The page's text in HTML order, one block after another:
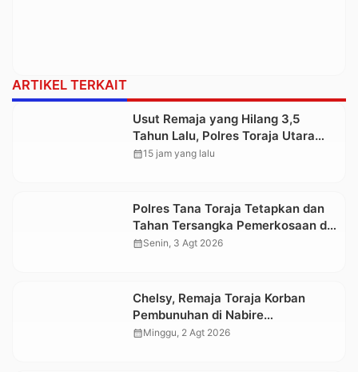
ARTIKEL TERKAIT
Usut Remaja yang Hilang 3,5
Tahun Lalu, Polres Toraja Utara
Kembali Datangi TKP
calendar_month15 jam yang lalu
Polres Tana Toraja Tetapkan dan
Tahan Tersangka Pemerkosaan di
Bonggakaradeng yang Korbannya
calendar_monthSenin, 3 Agt 2026
Chelsy, Remaja Toraja Korban
Pembunuhan di Nabire
Dimakamkan, Diantar Ribuan
calendar_monthMinggu, 2 Agt 2026